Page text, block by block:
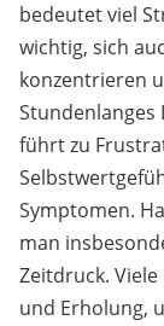
bedeutet viel
wichtig, sich
konzentrieren
führt zu
Symptomen.
man
Zeitdruck.
und Erholung,